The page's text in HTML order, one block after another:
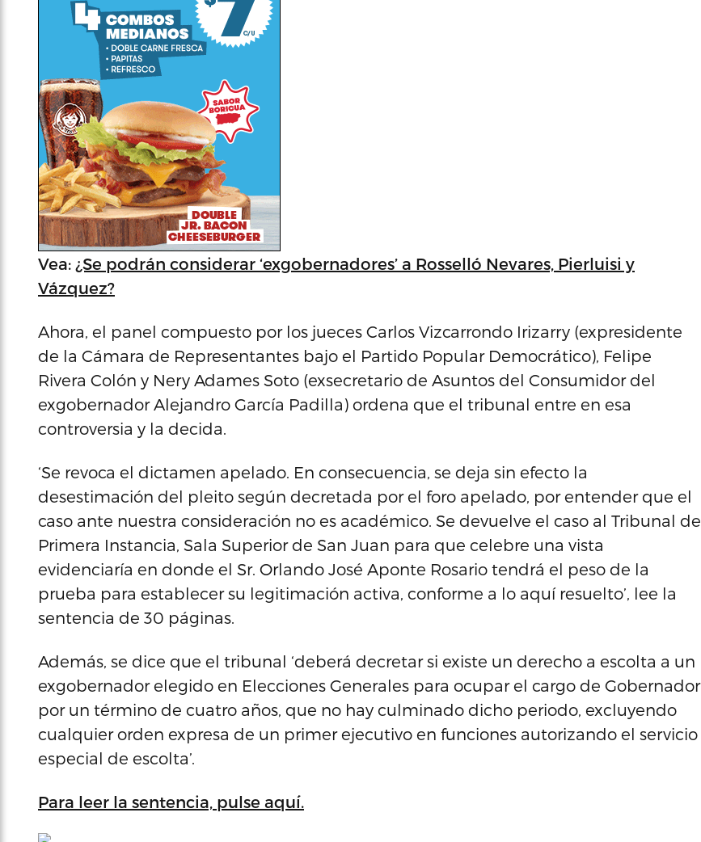
Vea: ¿Se podrán considerar ‘exgobernadores’ a Rosselló Nevares, Pierluisi y
Vázquez?
Ahora, el panel compuesto por los jueces Carlos Vizcarrondo Irizarry (expresidente
de la Cámara de Representantes bajo el Partido Popular Democrático), Felipe
Rivera Colón y Nery Adames Soto (exsecretario de Asuntos del Consumidor del
exgobernador Alejandro García Padilla) ordena que el tribunal entre en esa
controversia y la decida.
‘Se revoca el dictamen apelado. En consecuencia, se deja sin efecto la
desestimación del pleito según decretada por el foro apelado, por entender que el
caso ante nuestra consideración no es académico. Se devuelve el caso al Tribunal de
Primera Instancia, Sala Superior de San Juan para que celebre una vista
evidenciaría en donde el Sr. Orlando José Aponte Rosario tendrá el peso de la
prueba para establecer su legitimación activa, conforme a lo aquí resuelto’, lee la
sentencia de 30 páginas.
Además, se dice que el tribunal ‘deberá decretar si existe un derecho a escolta a un
exgobernador elegido en Elecciones Generales para ocupar el cargo de Gobernador
por un término de cuatro años, que no hay culminado dicho periodo, excluyendo
cualquier orden expresa de un primer ejecutivo en funciones autorizando el servicio
especial de escolta’.
Para leer la sentencia, pulse aquí.